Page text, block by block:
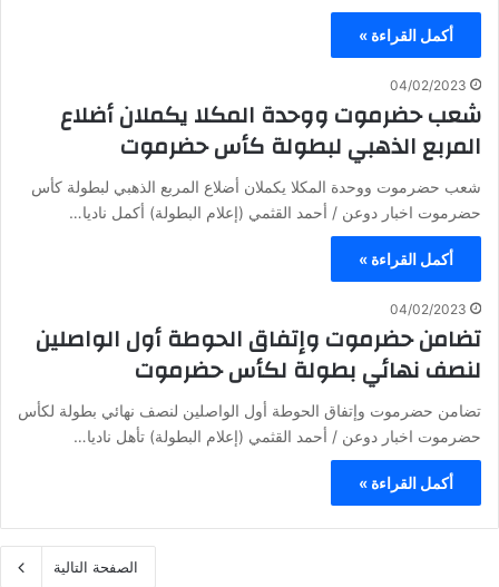
أكمل القراءة »
04/02/2023
شعب حضرموت ووحدة المكلا يكملان أضلاع
المربع الذهبي لبطولة كأس حضرموت
شعب حضرموت ووحدة المكلا يكملان أضلاع المربع الذهبي لبطولة كأس
حضرموت اخبار دوعن / أحمد القثمي (إعلام البطولة) أكمل ناديا…
أكمل القراءة »
04/02/2023
تضامن حضرموت وإتفاق الحوطة أول الواصلين
لنصف نهائي بطولة لكأس حضرموت
تضامن حضرموت وإتفاق الحوطة أول الواصلين لنصف نهائي بطولة لكأس
حضرموت اخبار دوعن / أحمد القثمي (إعلام البطولة) تأهل ناديا…
أكمل القراءة »
الصفحة التالية